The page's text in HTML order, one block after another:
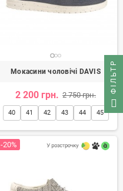
Мокасини чоловічі DAVIS
2 200 грн. 2 750 грн.
40 41 42 43 44 45
-20%
ФІЛЬТР